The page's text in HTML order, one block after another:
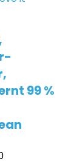
99 %